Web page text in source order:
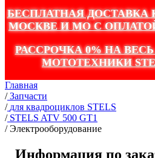
БЕСПЛАТНАЯ ДОСТАВКА
МОСКВЕ И МО С
РАССРОЧКА 0% НА
МОТОТЕХНИКИ
Главная
/ Запчасти
/ для квадроциклов STELS
/ STELS ATV 500 GT1
/Электрооборудование
Информация по